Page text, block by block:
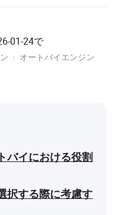
01-24で
オートバイエンジン
バイにおける役割
択する際に考慮す